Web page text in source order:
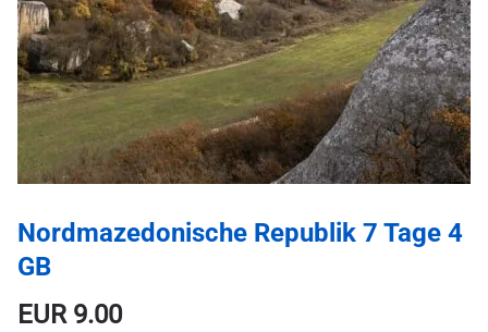
Nordmazedonische Republik 7 Tage 4
GB
EUR9.00